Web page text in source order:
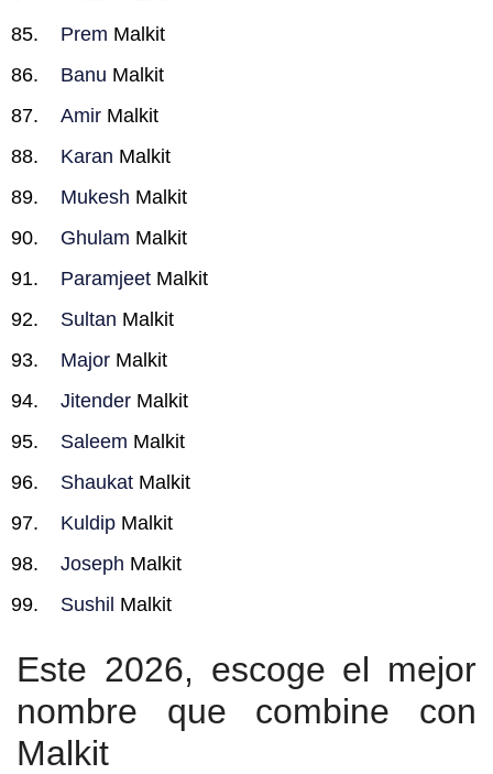
Prem Malkit
Banu Malkit
Amir Malkit
Karan Malkit
Mukesh Malkit
Ghulam Malkit
Paramjeet Malkit
Sultan Malkit
Major Malkit
Jitender Malkit
Saleem Malkit
Shaukat Malkit
Kuldip Malkit
Joseph Malkit
Sushil Malkit
Este 2026, escoge el mejor
nombre que combine con
Malkit